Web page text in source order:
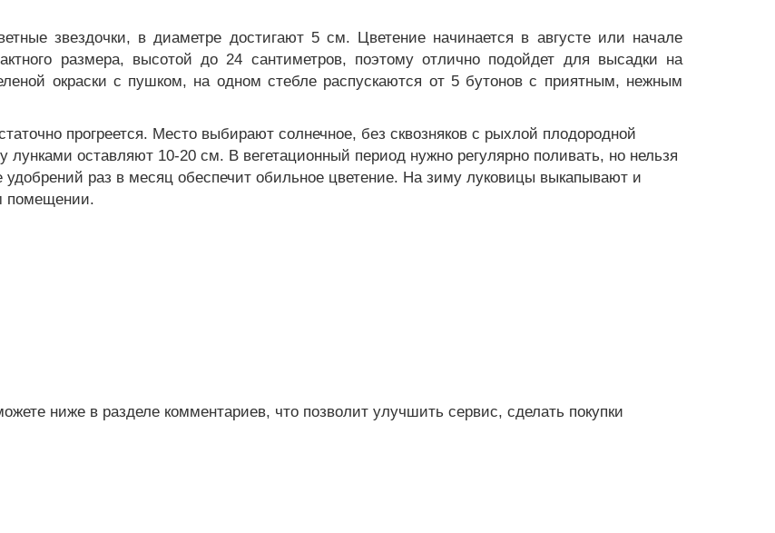
звездочки, в диаметре достигают 5 см. Цветение начинается в августе или начале
размера, высотой до 24 сантиметров, поэтому отлично подойдет для высадки на
окраски с пушком, на одном стебле распускаются от 5 бутонов с приятным, нежным
прогреется. Место выбирают солнечное, без сквозняков с рыхлой плодородной
оставляют 10-20 см. В вегетационный период нужно регулярно поливать, но нельзя
удобрений раз в месяц обеспечит обильное цветение. На зиму луковицы выкапывают и
помещении.
ниже в разделе комментариев, что позволит улучшить сервис, сделать покупки